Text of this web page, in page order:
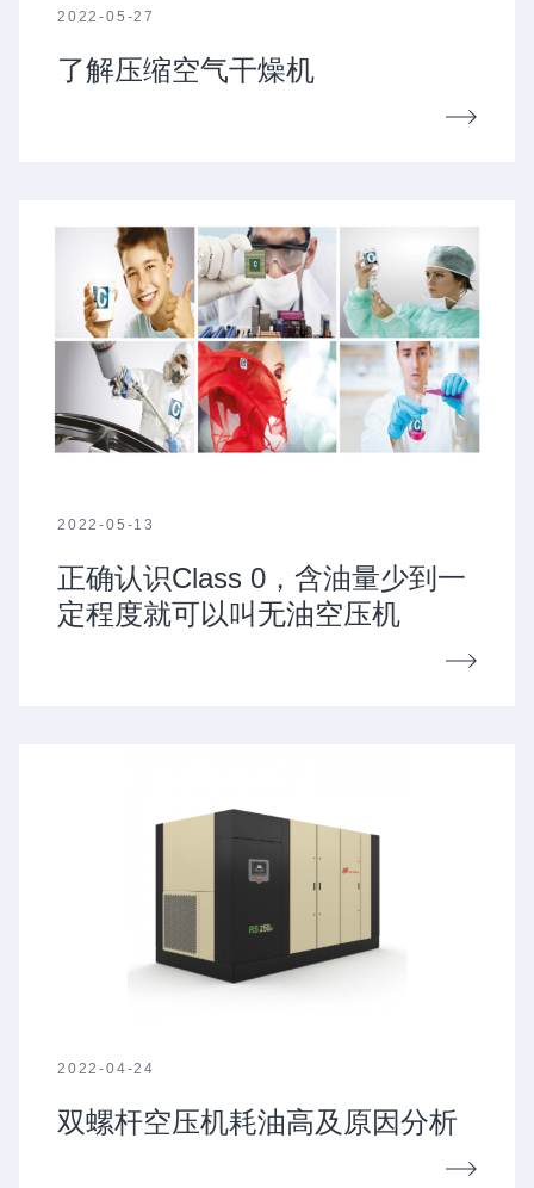
2022-05-27
了解压缩空气干燥机
2022-05-13
正确认识Class 0，含油量少到一
定程度就可以叫无油空压机
2022-04-24
双螺杆空压机耗油高及原因分析